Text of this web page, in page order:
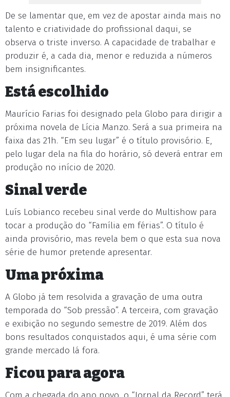
De se lamentar que, em vez de apostar ainda mais no
talento e criatividade do profissional daqui, se
observa o triste inverso. A capacidade de trabalhar e
produzir é, a cada dia, menor e reduzida a números
bem insignificantes.
Está escolhido
Maurício Farias foi designado pela Globo para dirigir a
próxima novela de Lícia Manzo. Será a sua primeira na
faixa das 21h. “Em seu lugar” é o título provisório. E,
pelo lugar dela na fila do horário, só deverá entrar em
produção no início de 2020.
Sinal verde
Luís Lobianco recebeu sinal verde do Multishow para
tocar a produção do “Família em férias”. O título é
ainda provisório, mas revela bem o que esta sua nova
série de humor pretende apresentar.
Uma próxima
A Globo já tem resolvida a gravação de uma outra
temporada do “Sob pressão”. A terceira, com gravação
e exibição no segundo semestre de 2019. Além dos
bons resultados conquistados aqui, é uma série com
grande mercado lá fora.
Ficou para agora